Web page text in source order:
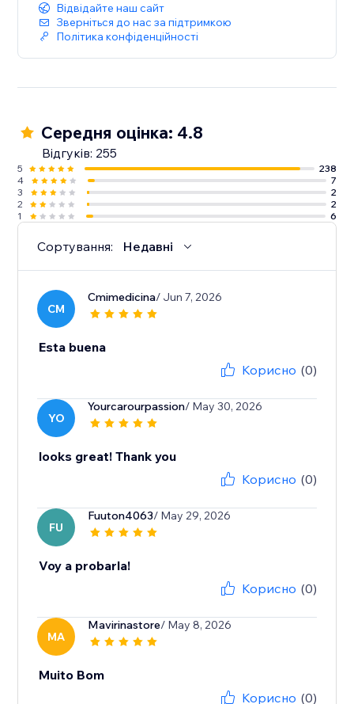
Відвідайте наш сайт
Зверніться до нас за підтримкою
Політика конфіденційності
Середня оцінка: 4.8
Відгуків: 255
5
238
4
7
3
2
2
2
1
6
Сортування: Недавні
CM
Cmimedicina/ Jun 7, 2026
Esta buena
Корисно (0)
YO
Yourcarourpassion/ May 30, 2026
looks great! Thank you
Корисно (0)
FU
Fuuton4063/ May 29, 2026
Voy a probarla!
Корисно (0)
MA
Mavirinastore/ May 8, 2026
Muito Bom
Корисно (0)